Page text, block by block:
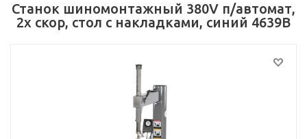
Станок шиномонтажный 380V п/автомат,
2х скор, стол с накладками, синий 4639B